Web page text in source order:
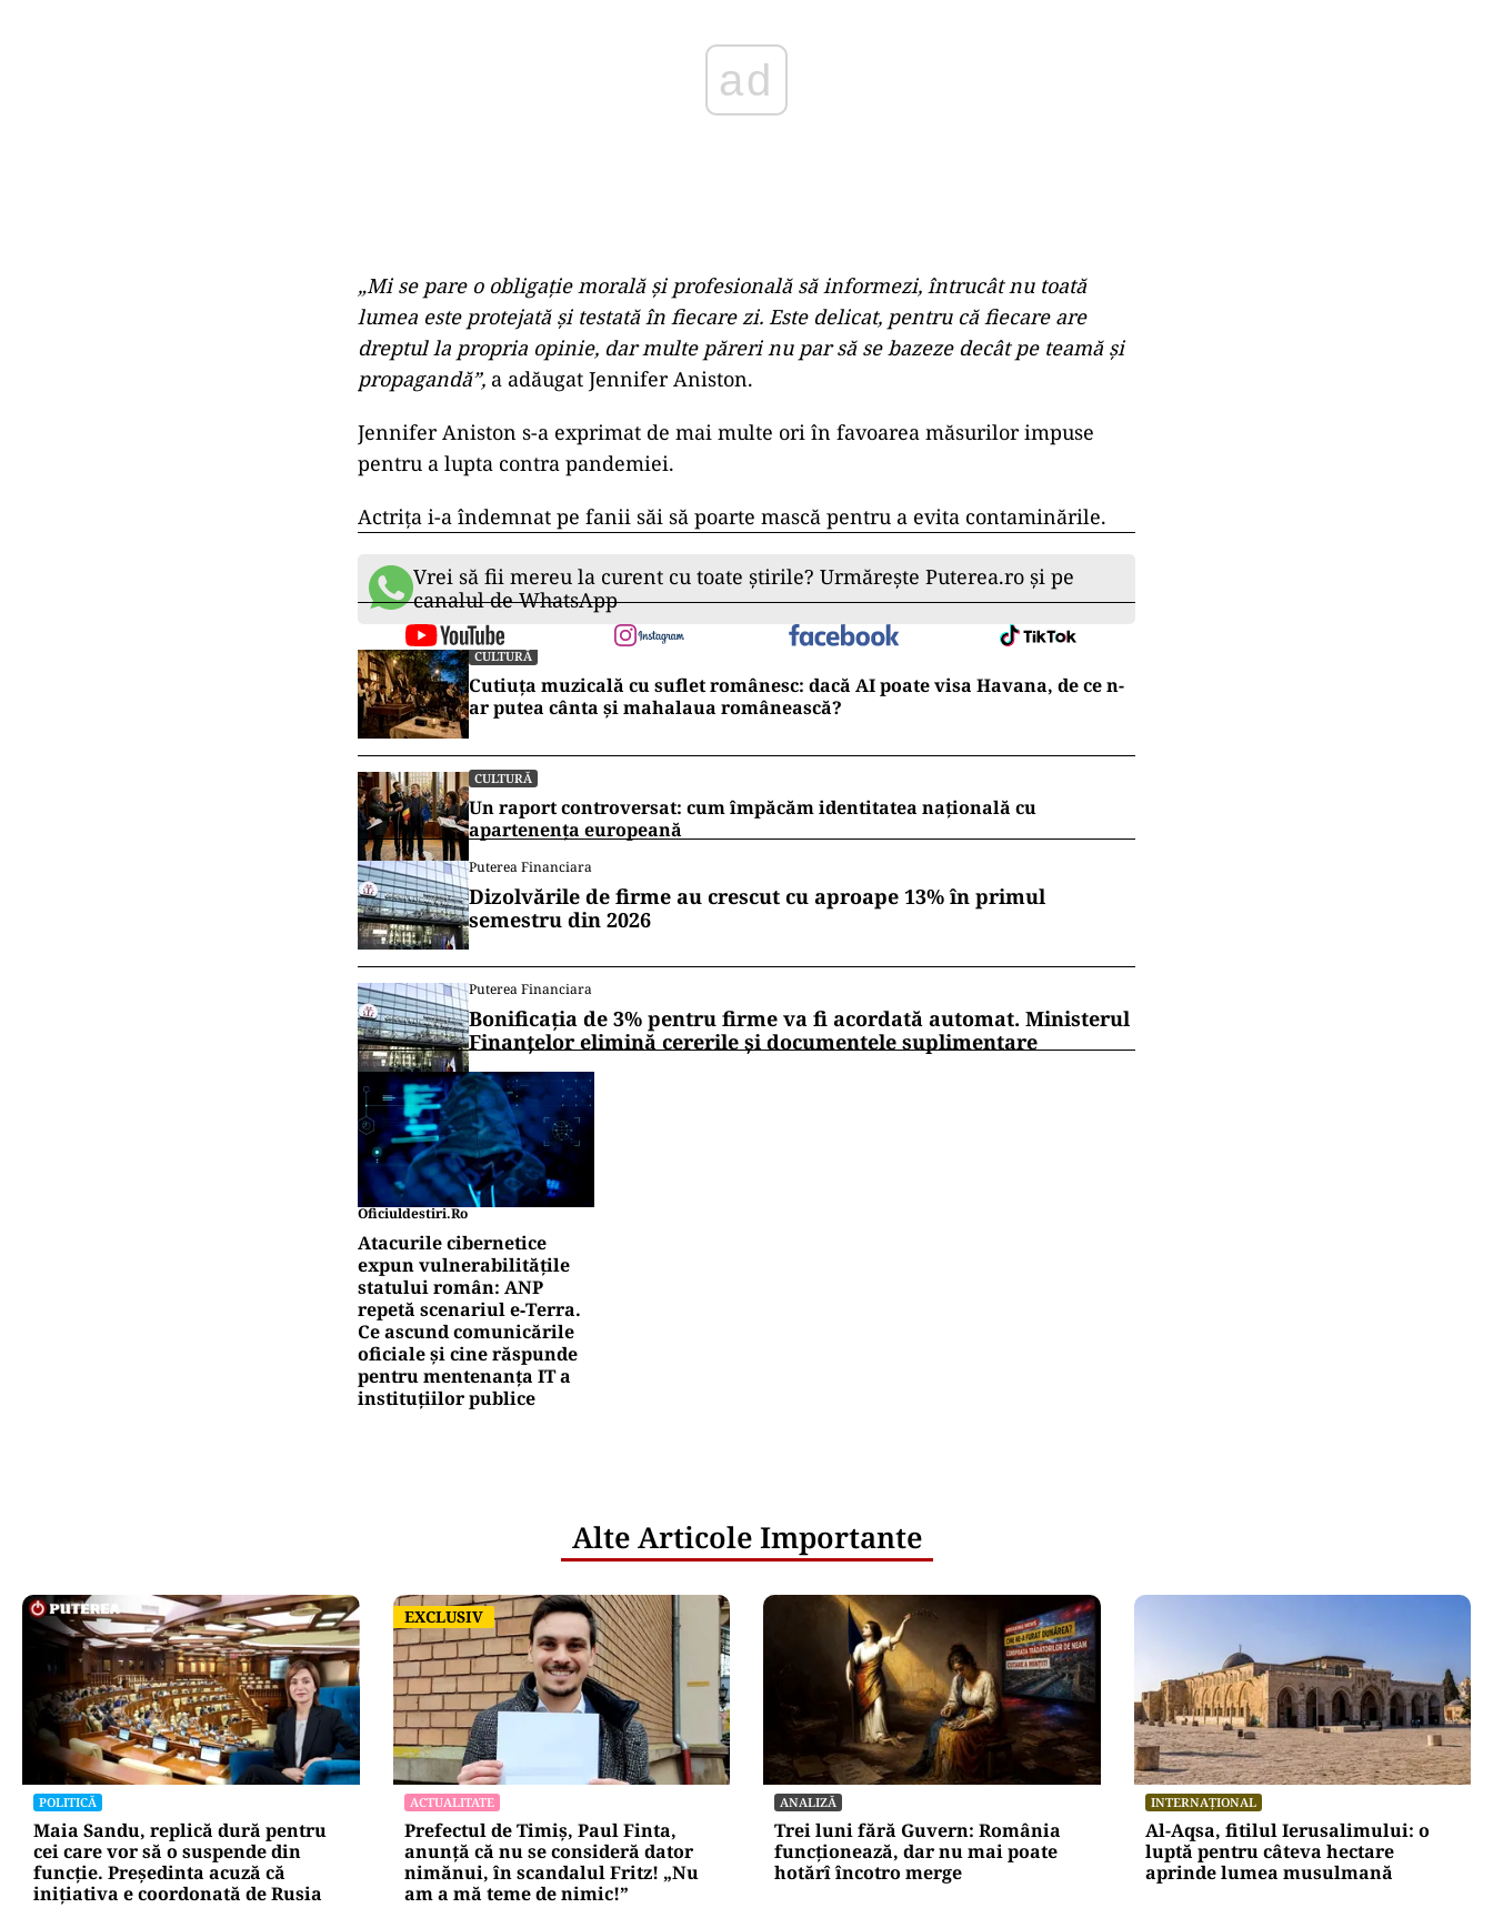
„Mi se pare o obligaţie morală şi profesională să informezi, întrucât nu toată
lumea este protejată şi testată în fiecare zi. Este delicat, pentru că fiecare are
dreptul la propria opinie, dar multe păreri nu par să se bazeze decât pe teamă şi
propagandă”, a adăugat Jennifer Aniston.
Jennifer Aniston s-a exprimat de mai multe ori în favoarea măsurilor impuse
pentru a lupta contra pandemiei.
Actrița i-a îndemnat pe fanii săi să poarte mască pentru a evita contaminările.
Vrei să fii mereu la curent cu toate știrile? Urmărește Puterea.ro și pe
canalul de WhatsApp
CULTURĂ
Cutiuța muzicală cu suflet românesc: dacă AI poate visa Havana, de ce n-
ar putea cânta și mahalaua românească?
CULTURĂ
Un raport controversat: cum împăcăm identitatea națională cu
apartenența europeană
Puterea Financiara
Dizolvările de firme au crescut cu aproape 13% în primul
semestru din 2026
Puterea Financiara
Bonificația de 3% pentru firme va fi acordată automat. Ministerul
Finanțelor elimină cererile și documentele suplimentare
Oficiuldestiri.ro
Atacurile cibernetice
expun vulnerabilitățile
statului român: ANP
repetă scenariul e‑Terra.
Ce ascund comunicările
oficiale și cine răspunde
pentru mentenanța IT a
instituțiilor publice
Alte Articole Importante
POLITICĂ
Maia Sandu, replică dură pentru
cei care vor să o suspende din
funcție. Președinta acuză că
inițiativa e coordonată de Rusia
EXCLUSIV
EXCLUSIV
ACTUALITATE
Prefectul de Timiș, Paul Finta,
anunță că nu se consideră dator
nimănui, în scandalul Fritz! „Nu
am a mă teme de nimic!”
ANALIZĂ
Trei luni fără Guvern: România
funcționează, dar nu mai poate
hotărî încotro merge
INTERNAȚIONAL
Al-Aqsa, fitilul Ierusalimului: o
luptă pentru câteva hectare
aprinde lumea musulmană